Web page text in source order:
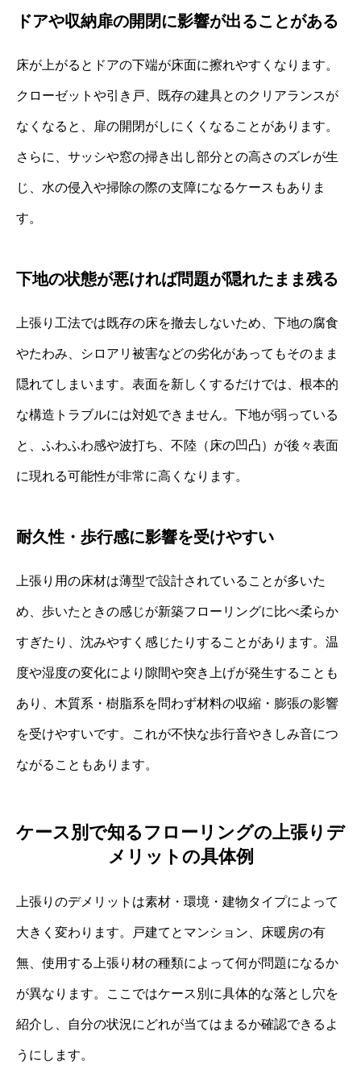
ドアや収納扉の開閉に影響が出ることがある
床が上がるとドアの下端が床面に擦れやすくなります。
クローゼットや引き戸、既存の建具とのクリアランスが
なくなると、扉の開閉がしにくくなることがあります。
さらに、サッシや窓の掃き出し部分との高さのズレが生
じ、水の侵入や掃除の際の支障になるケースもありま
す。
下地の状態が悪ければ問題が隠れたまま残る
上張り工法では既存の床を撤去しないため、下地の腐食
やたわみ、シロアリ被害などの劣化があってもそのまま
隠れてしまいます。表面を新しくするだけでは、根本的
な構造トラブルには対処できません。下地が弱っている
と、ふわふわ感や波打ち、不陸（床の凹凸）が後々表面
に現れる可能性が非常に高くなります。
耐久性・歩行感に影響を受けやすい
上張り用の床材は薄型で設計されていることが多いた
め、歩いたときの感じが新築フローリングに比べ柔らか
すぎたり、沈みやすく感じたりすることがあります。温
度や湿度の変化により隙間や突き上げが発生することも
あり、木質系・樹脂系を問わず材料の収縮・膨張の影響
を受けやすいです。これが不快な歩行音やきしみ音につ
ながることもあります。
ケース別で知るフローリングの上張りデ
メリットの具体例
上張りのデメリットは素材・環境・建物タイプによって
大きく変わります。戸建てとマンション、床暖房の有
無、使用する上張り材の種類によって何が問題になるか
が異なります。ここではケース別に具体的な落とし穴を
紹介し、自分の状況にどれが当てはまるか確認できるよ
うにします。